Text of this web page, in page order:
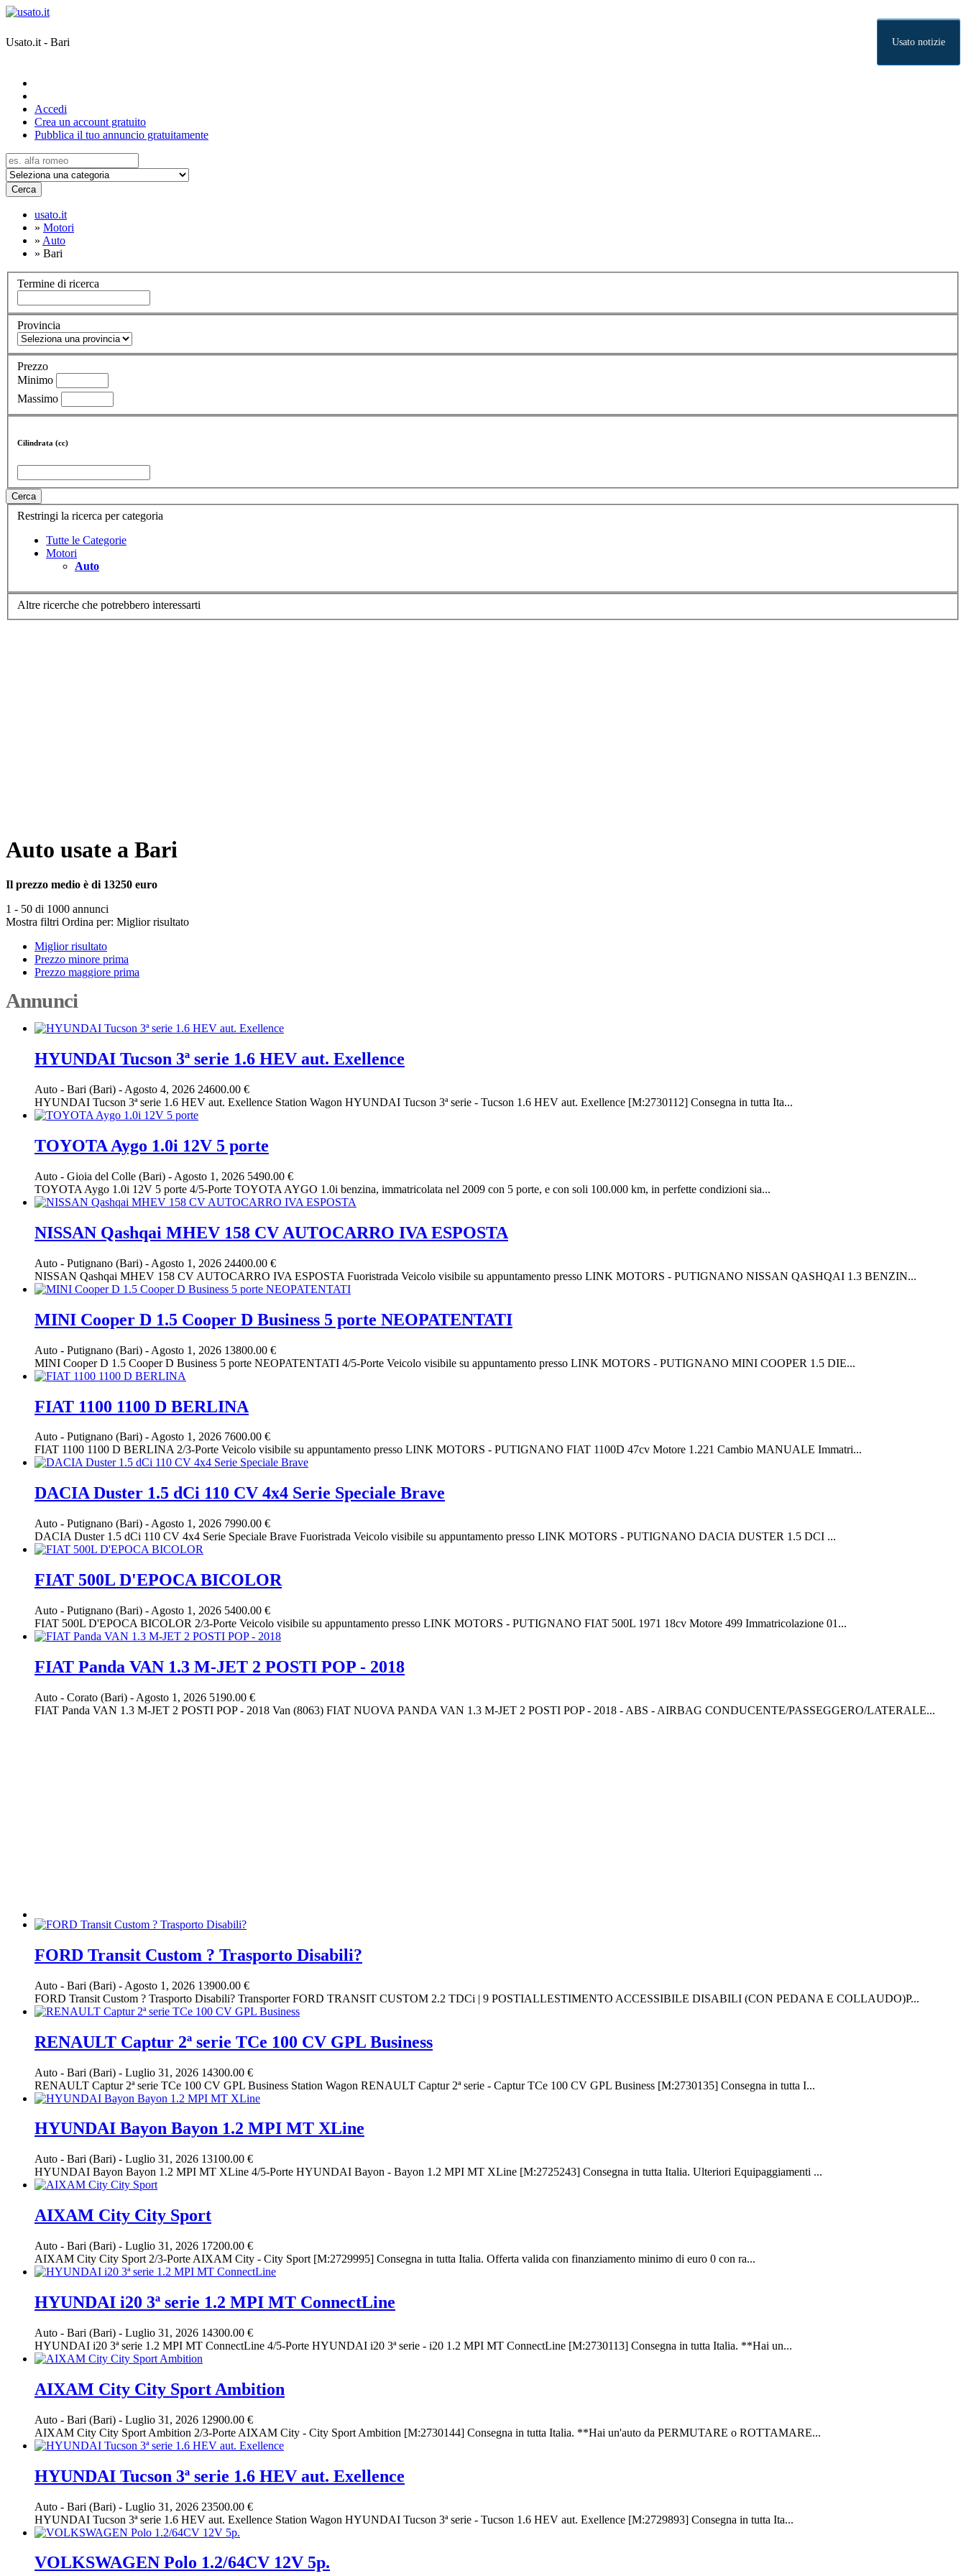
Usato.it - Bari Usato notizie
Accedi
Crea un account gratuito
Pubblica il tuo annuncio gratuitamente
Cerca
usato.it
» Motori
» Auto
» Bari
Termine di ricerca
Provincia
Prezzo
Minimo
Massimo
Cilindrata (cc)
Cerca
Restringi la ricerca per categoria
Tutte le Categorie
Motori
Auto
Altre ricerche che potrebbero interessarti
Auto usate a Bari
Il prezzo medio è di 13250 euro
1 - 50 di 1000 annunci
Mostra filtri Ordina per: Miglior risultato
Miglior risultato
Prezzo minore prima
Prezzo maggiore prima
Annunci
HYUNDAI Tucson 3ª serie 1.6 HEV aut. Exellence
Auto - Bari (Bari) - Agosto 4, 2026 24600.00 €
HYUNDAI Tucson 3ª serie 1.6 HEV aut. Exellence Station Wagon HYUNDAI Tucson 3ª serie - Tucson 1.6 HEV aut. Exellence [M:2730112] Consegna in tutta Ita...
TOYOTA Aygo 1.0i 12V 5 porte
Auto - Gioia del Colle (Bari) - Agosto 1, 2026 5490.00 €
TOYOTA Aygo 1.0i 12V 5 porte 4/5-Porte TOYOTA AYGO 1.0i benzina, immatricolata nel 2009 con 5 porte, e con soli 100.000 km, in perfette condizioni sia...
NISSAN Qashqai MHEV 158 CV AUTOCARRO IVA ESPOSTA
Auto - Putignano (Bari) - Agosto 1, 2026 24400.00 €
NISSAN Qashqai MHEV 158 CV AUTOCARRO IVA ESPOSTA Fuoristrada Veicolo visibile su appuntamento presso LINK MOTORS - PUTIGNANO NISSAN QASHQAI 1.3 BENZIN...
MINI Cooper D 1.5 Cooper D Business 5 porte NEOPATENTATI
Auto - Putignano (Bari) - Agosto 1, 2026 13800.00 €
MINI Cooper D 1.5 Cooper D Business 5 porte NEOPATENTATI 4/5-Porte Veicolo visibile su appuntamento presso LINK MOTORS - PUTIGNANO MINI COOPER 1.5 DIE...
FIAT 1100 1100 D BERLINA
Auto - Putignano (Bari) -Agosto 1, 2026 7600.00 €
FIAT 1100 1100 D BERLINA 2/3-Porte Veicolo visibile su appuntamento presso LINK MOTORS - PUTIGNANO FIAT 1100D 47cv Motore 1.221 Cambio MANUALE Immatri...
DACIA Duster 1.5 dCi 110 CV 4x4 Serie Speciale Brave
Auto - Putignano (Bari) - Agosto 1, 2026 7990.00 €
DACIA Duster 1.5 dCi 110 CV 4x4 Serie Speciale Brave Fuoristrada Veicolo visibile su appuntamento presso LINK MOTORS - PUTIGNANO DACIA DUSTER 1.5 DCI ...
FIAT 500L D'EPOCA BICOLOR
Auto - Putignano (Bari) - Agosto 1, 2026 5400.00 €
FIAT 500L D'EPOCA BICOLOR 2/3-Porte Veicolo visibile su appuntamento presso LINK MOTORS - PUTIGNANO FIAT 500L 1971 18cv Motore 499 Immatricolazione 01...
FIAT Panda VAN 1.3 M-JET 2 POSTI POP - 2018
Auto - Corato (Bari) - Agosto 1, 2026 5190.00 €
FIAT Panda VAN 1.3 M-JET 2 POSTI POP - 2018 Van (8063) FIAT NUOVA PANDA VAN 1.3 M-JET 2 POSTI POP - 2018 - ABS - AIRBAG CONDUCENTE/PASSEGGERO/LATERALE...
FORD Transit Custom ? Trasporto Disabili?
Auto - Bari (Bari) - Agosto 1, 2026 13900.00 €
FORD Transit Custom ? Trasporto Disabili? Transporter FORD TRANSIT CUSTOM 2.2 TDCi | 9 POSTIALLESTIMENTO ACCESSIBILE DISABILI (CON PEDANA E COLLAUDO)P...
RENAULT Captur 2ª serie TCe 100 CV GPL Business
Auto - Bari (Bari) - Luglio 31, 2026 14300.00 €
RENAULT Captur 2ª serie TCe 100 CV GPL Business Station Wagon RENAULT Captur 2ª serie - Captur TCe 100 CV GPL Business [M:2730135] Consegna in tutta I...
HYUNDAI Bayon Bayon 1.2 MPI MT XLine
Auto - Bari (Bari) - Luglio 31, 2026 13100.00 €
HYUNDAI Bayon Bayon 1.2 MPI MT XLine 4/5-Porte HYUNDAI Bayon - Bayon 1.2 MPI MT XLine [M:2725243] Consegna in tutta Italia. Ulteriori Equipaggiamenti ...
AIXAM City City Sport
Auto - Bari (Bari) - Luglio 31, 2026 17200.00 €
AIXAM City City Sport 2/3-Porte AIXAM City - City Sport [M:2729995] Consegna in tutta Italia. Offerta valida con finanziamento minimo di euro 0 con ra...
HYUNDAI i20 3ª serie 1.2 MPI MT ConnectLine
Auto - Bari (Bari) - Luglio 31, 2026 14300.00 €
HYUNDAI i20 3ª serie 1.2 MPI MT ConnectLine 4/5-Porte HYUNDAI i20 3ª serie - i20 1.2 MPI MT ConnectLine [M:2730113] Consegna in tutta Italia. **Hai un...
AIXAM City City Sport Ambition
Auto - Bari (Bari) - Luglio 31, 2026 12900.00 €
AIXAM City City Sport Ambition 2/3-Porte AIXAM City - City Sport Ambition [M:2730144] Consegna in tutta Italia. **Hai un'auto da PERMUTARE o ROTTAMARE...
HYUNDAI Tucson 3ª serie 1.6 HEV aut. Exellence
Auto - Bari (Bari) - Luglio 31, 2026 23500.00 €
HYUNDAI Tucson 3ª serie 1.6 HEV aut. Exellence Station Wagon HYUNDAI Tucson 3ª serie - Tucson 1.6 HEV aut. Exellence [M:2729893] Consegna in tutta Ita...
VOLKSWAGEN Polo 1.2/64CV 12V 5p.